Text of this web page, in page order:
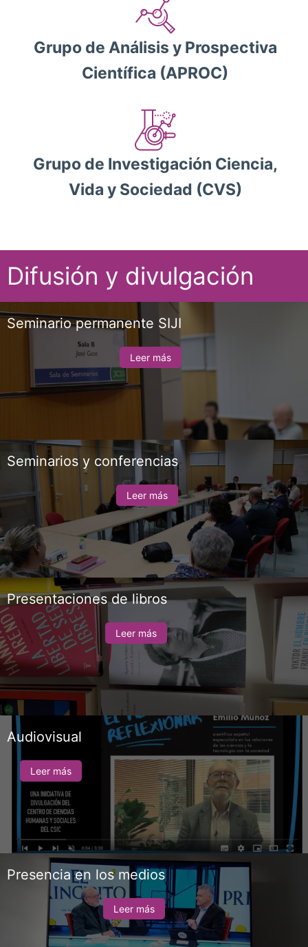
Grupo de Análisis y Prospectiva
Científica (APROC)
Grupo de Investigación Ciencia,
Vida y Sociedad (CVS)
Difusión y divulgación
Seminario permanente SIJI
Leer más
Seminarios y conferencias
Leer más
Presentaciones de libros
Leer más
Audiovisual
Leer más
Presencia en los medios
Leer más